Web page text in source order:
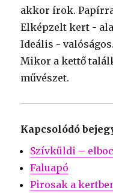
akkor írok.
Elképzelt kert -
Ideális - valóságos.
Mikor a kettő
művészet.
Kapcsolódó
Szívküldi –
Faluapó
Pirosak a